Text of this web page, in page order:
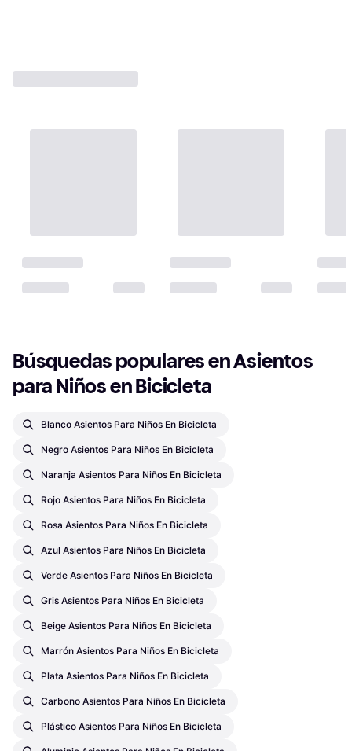
Búsquedas populares en Asientos
para Niños en Bicicleta
Blanco Asientos Para Niños En Bicicleta
Negro Asientos Para Niños En Bicicleta
Naranja Asientos Para Niños En Bicicleta
Rojo Asientos Para Niños En Bicicleta
Rosa Asientos Para Niños En Bicicleta
Azul Asientos Para Niños En Bicicleta
Verde Asientos Para Niños En Bicicleta
Gris Asientos Para Niños En Bicicleta
Beige Asientos Para Niños En Bicicleta
Marrón Asientos Para Niños En Bicicleta
Plata Asientos Para Niños En Bicicleta
Carbono Asientos Para Niños En Bicicleta
Plástico Asientos Para Niños En Bicicleta